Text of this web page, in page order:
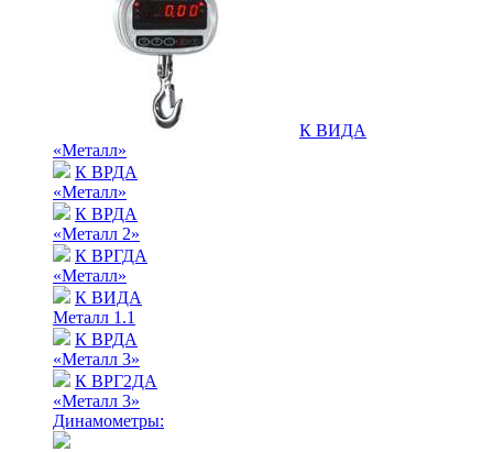
К ВИДА
«Металл»
К ВРДА
«Металл»
К ВРДА
«Металл 2»
К ВРГДА
«Металл»
К ВИДА
Металл 1.1
К ВРДА
«Металл 3»
К ВРГ2ДА
«Металл 3»
Динамометры: